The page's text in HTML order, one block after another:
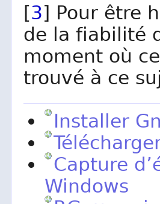
[3] Pour être
de la fiabilité
moment où
trouvé à ce
Installer
Capture
Windows